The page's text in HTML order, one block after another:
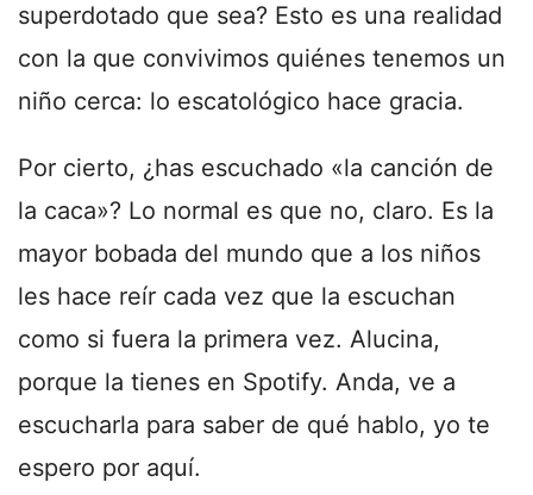
superdotado que sea? Esto es una realidad
con la que convivimos quiénes tenemos un
niño cerca: lo escatológico hace gracia.
Por cierto, ¿has escuchado «la canción de
la caca»? Lo normal es que no, claro. Es la
mayor bobada del mundo que a los niños
les hace reír cada vez que la escuchan
como si fuera la primera vez. Alucina,
porque la tienes en Spotify. Anda, ve a
escucharla para saber de qué hablo, yo te
espero por aquí.